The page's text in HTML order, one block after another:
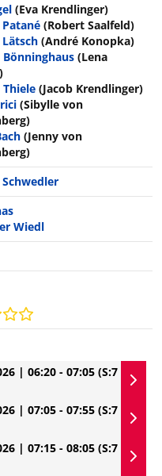
(Eva Krendlinger)
(Robert Saalfeld)
(André Konopka)
Bönninghaus (Lena
Thiele (Jacob Krendlinger)
(Sibylle von
(Jenny von
Wiedl
| 06:20 - 07:05 (S:7
| 07:05 - 07:55 (S:7
| 07:15 - 08:05 (S:7